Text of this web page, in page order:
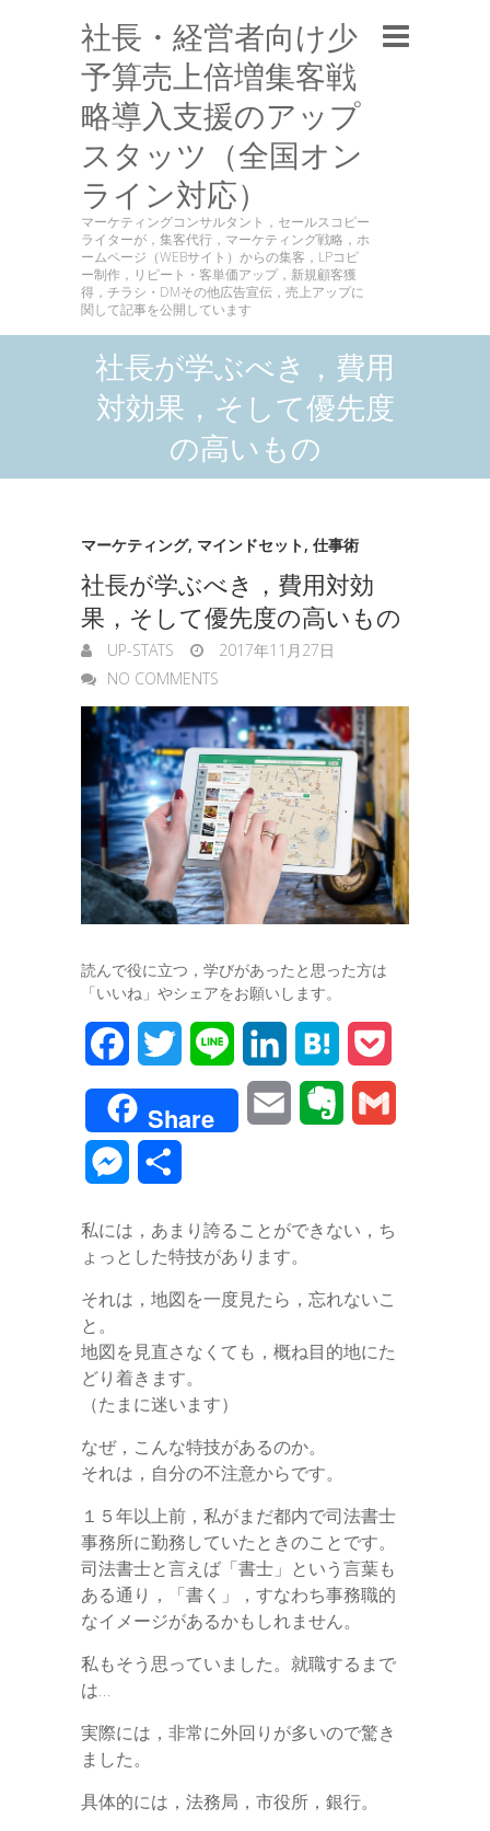
社長・経営者向け少
予算売上倍増集客戦
略導入支援のアップ
スタッツ（全国オン
ライン対応）
マーケティングコンサルタント，セールスコピー
ライターが，集客代行，マーケティング戦略，ホ
ームページ（WEBサイト）からの集客，LPコピ
ー制作，リピート・客単価アップ，新規顧客獲
得，チラシ・DMその他広告宣伝，売上アップに
関して記事を公開しています
社長が学ぶべき，費用
対効果，そして優先度
の高いもの
マーケティング, マインドセット, 仕事術
社長が学ぶべき，費用対効
果，そして優先度の高いもの
UP-STATS
2017年11月27日
NO COMMENTS
読んで役に立つ，学びがあったと思った方は
「いいね」やシェアをお願いします。
a
c
e
o
o
k
w
i
e
r
i
n
i
n
e
d
I
n
a
t
o
c
Share
i
r
t
s
s
n
e
r
私には，あまり誇ることができない，ち
ょっとした特技があります。
それは，地図を一度見たら，忘れないこ
と。
地図を見直さなくても，概ね目的地にた
どり着きます。
（たまに迷います）
なぜ，こんな特技があるのか。
それは，自分の不注意からです。
１５年以上前，私がまだ都内で司法書士
事務所に勤務していたときのことです。
司法書士と言えば「書士」という言葉も
ある通り，「書く」，すなわち事務職的
なイメージがあるかもしれません。
私もそう思っていました。就職するまで
は…
実際には，非常に外回りが多いので驚き
ました。
具体的には，法務局，市役所，銀行。